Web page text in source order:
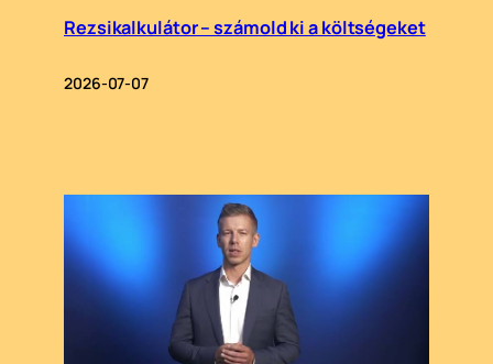
Rezsikalkulátor – számold ki a költségeket
2026-07-07